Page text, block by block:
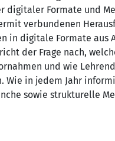
digitaler For­mate und
ver­bundenen
in digitale Formate
der Frage nach,
und wie
in jedem Jahr
sowie strukturelle